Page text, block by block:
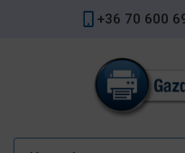
+36 70 600